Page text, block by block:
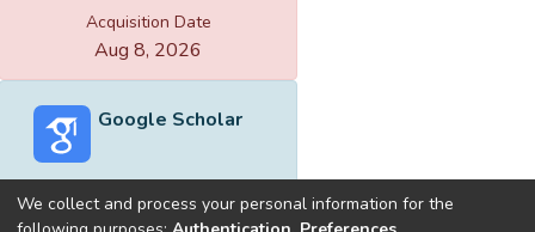
Acquisition Date
Aug 8, 2026
Google Scholar
We collect and process your personal information for the